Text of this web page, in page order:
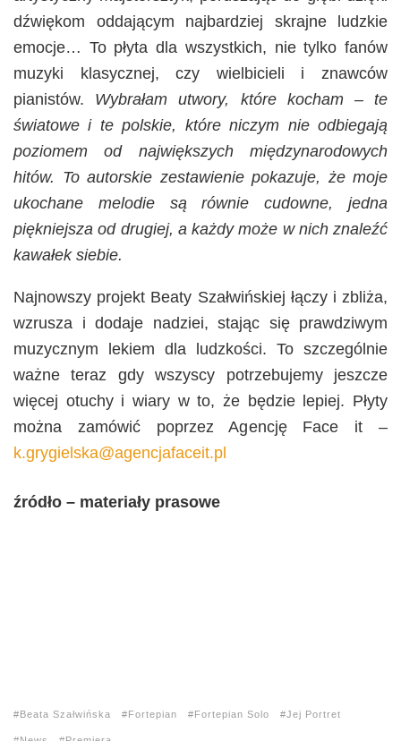
dźwiękom oddającym najbardziej skrajne ludzkie
emocje… To płyta dla wszystkich, nie tylko fanów
muzyki klasycznej, czy wielbicieli i znawców
pianistów. Wybrałam utwory, które kocham – te
światowe i te polskie, które niczym nie odbiegają
poziomem od największych międzynarodowych
hitów. To autorskie zestawienie pokazuje, że moje
ukochane melodie są równie cudowne, jedna
piękniejsza od drugiej, a każdy może w nich znaleźć
kawałek siebie.
Najnowszy projekt Beaty Szałwińskiej łączy i zbliża,
wzrusza i dodaje nadziei, stając się prawdziwym
muzycznym lekiem dla ludzkości. To szczególnie
ważne teraz gdy wszyscy potrzebujemy jeszcze
więcej otuchy i wiary w to, że będzie lepiej. Płyty
można zamówić poprzez Agencję Face it –
k.grygielska@agencjafaceit.pl
źródło – materiały prasowe
Beata Szałwińska Fortepian Fortepian Solo Jej Portret